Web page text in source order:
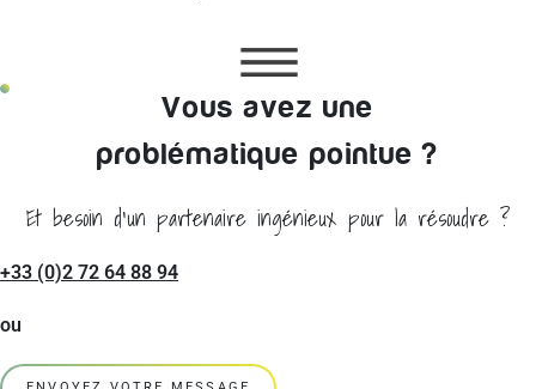
Vous avez une
problématique pointue ?
Et besoin d'un partenaire ingénieux pour la résoudre ?
+33 (0)2 72 64 88 94
ou